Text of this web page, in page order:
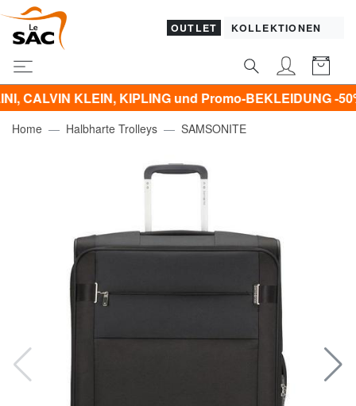
OUTLET KOLLEKTIONEN
KLEIN, KIPLING und Promo-BEKLEIDUNG -50% | -60%
Home Halbharte Trolleys SAMSONITE